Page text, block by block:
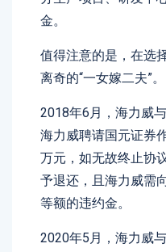
金。
值得注意的是，在选
离奇的“一女嫁二夫”。
2018年6月，海力威
海力威聘请国元证券
万元，如无故终止协
予退还，且海力威需
等额的违约金。
2020年5月，海力威